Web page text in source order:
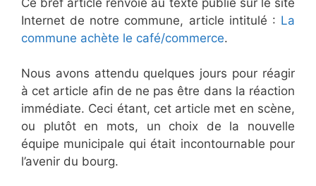
Internet de notre commune, article intitulé : La
commune achète le café/commerce.
Nous avons attendu quelques jours pour réagir
à cet article afin de ne pas être dans la réaction
immédiate. Ceci étant, cet article met en scène,
ou plutôt en mots, un choix de la nouvelle
équipe municipale qui était incontournable pour
l’avenir du bourg.